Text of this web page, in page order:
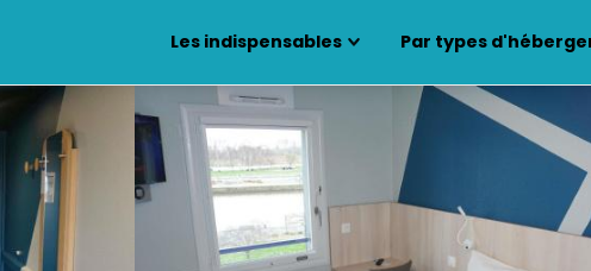
Les indispensables Par types